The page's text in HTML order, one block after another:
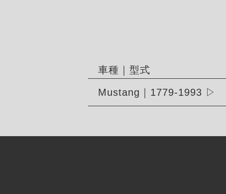
車種｜型式
Mustang｜1779-1993